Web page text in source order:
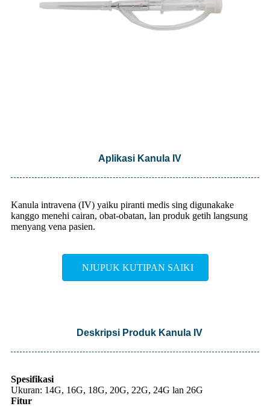
Aplikasi Kanula IV
Kanula intravena (IV) yaiku piranti medis sing digunakake
kanggo menehi cairan, obat-obatan, lan produk getih langsung
menyang vena pasien.
NJUPUK KUTIPAN SAIKI
Deskripsi Produk Kanula IV
Spesifikasi
Ukuran: 14G, 16G, 18G, 20G, 22G, 24G lan 26G
Fitur